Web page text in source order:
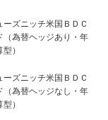
ーズニッチ米国ＢＤＣ
（為替ヘッジあり・年
）
ーズニッチ米国ＢＤＣ
（為替ヘッジなし・年
）